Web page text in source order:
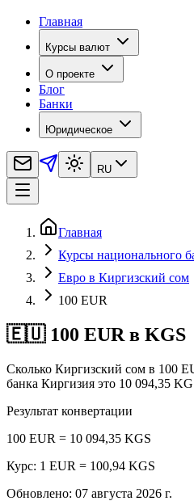
Главная
Курсы валют
О проекте
Блог
Банки
Юридическое
RU
Главная
Курсы национального
Евро в Киргизский сом
100 EUR
🇪🇺 100 EUR в KGS
Сколько Киргизский сом в 100
банка Киргизия это 10 094,35
Результат конвертации
100 EUR = 10 094,35 KGS
Курс: 1 EUR = 100,94 KGS
Обновлено: 07 августа 2026 г.